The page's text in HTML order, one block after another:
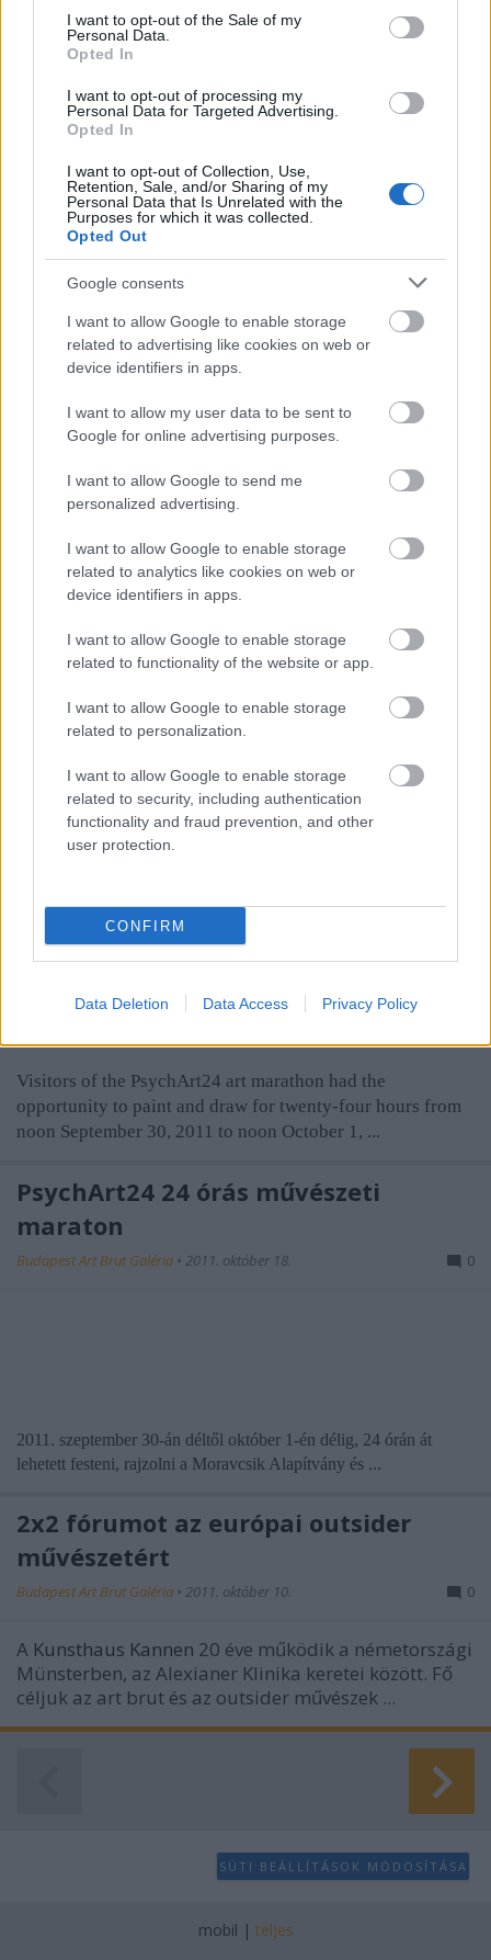
consent section.
I want to opt-out of the Sale of my
Personal Data.
Opted In
I want to opt-out of processing my
Personal Data for Targeted Advertising.
Opted In
I want to opt-out of Collection, Use,
Retention, Sale, and/or Sharing of my
Personal Data that Is Unrelated with the
Purposes for which it was collected.
Opted Out
Google consents
I want to allow Google to enable storage
related to advertising like cookies on web or
device identifiers in apps.
I want to allow my user data to be sent to
Google for online advertising purposes.
I want to allow Google to send me
personalized advertising.
I want to allow Google to enable storage
related to analytics like cookies on web or
device identifiers in apps.
I want to allow Google to enable storage
related to functionality of the website or app.
I want to allow Google to enable storage
related to personalization.
I want to allow Google to enable storage
related to security, including authentication
functionality and fraud prevention, and other
user protection.
CONFIRM
Data Deletion Data Access Privacy Policy
Inga Moijson különös világa
Budapest Art Brut Galéria•2011. október 31.
Inga Moijson Belgiumban élő outsider művész.
Számára a festészet énjének legbensőbb titkainak
kifejezésére szolgál. Művészetével lehetőséget ...
A valóság képei a Budapest Art Brut
Galériában – kiállítás nyílt a
PsychArt24 művészeti maratonon
készült képekből
Budapest Art Brut Galéria 2011. október 30.
én, a PsychArt24 művészeti maratonon készült
alkotásokból nyílt kiállítás. A nemzetközi szinten ...
24 hour art marathon
Budapest Art Brut Galéria• 2011. október 18.
Visitors of the PsychArt24 art marathon had the
opportunity to paint and draw for twenty-four hours from
noon September 30, 2011 to noon October 1, ...
PsychArt24 24 órás művészeti
maraton
Budapest Art Brut Galéria • 2011. október 18. 0
2011. szeptember 30-án déltől október 1-én délig, 24 órán át
lehetett festeni, rajzolni a Moravcsik Alapítvány és ...
2x2 fórumot az európai outsider
művészetért
Budapest Art Brut Galéria • 2011. október 10. 0
A Kunsthaus Kannen 20 éve működik a németországi
Münsterben, az Alexianer Klinika keretei között. Fő
céljuk az art brut és az outsider művészek ...
SÜTI BEÁLLÍTÁSOK MÓDOSÍTÁSA
mobil | teljes